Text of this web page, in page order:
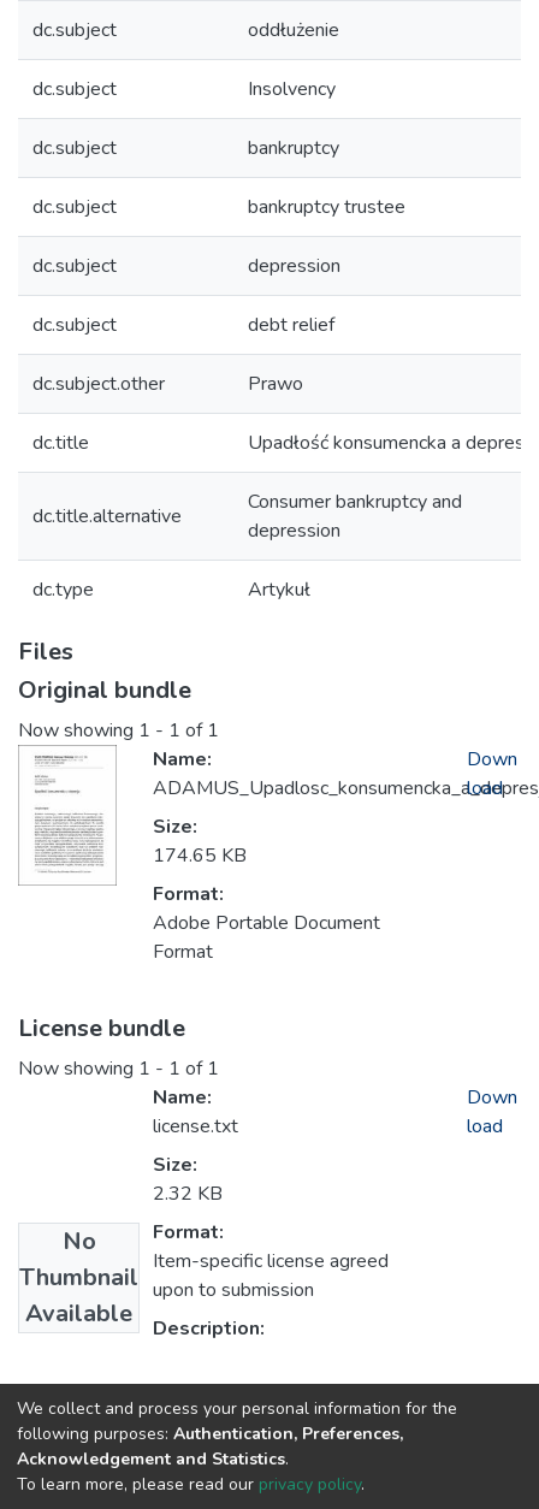
dc.subject oddłużenie
dc.subject Insolvency
dc.subject bankruptcy
dc.subject bankruptcy trustee
dc.subject depression
dc.subject debt relief
dc.subject.other Prawo
dc.title Upadłość konsumencka a depresja
dc.title.alternative
Consumer bankruptcy and
depression
dc.type Artykuł
Files
Original bundle
Now showing 1 - 1 of 1
Name:
Size:
174.65 KB
Format:
Adobe Portable Document
Format
Down
load
License bundle
Now showing 1 - 1 of 1
No
Thumbnail
Available
Name:
license.txt
Size:
2.32 KB
Format:
Item-specific license agreed
upon to submission
Description:
Down
load
Collections
1.1 Artykuły z Oficyny Wydawniczej AFM
We collect and process your personal information for the
following purposes: Authentication, Preferences,
Acknowledgement and Statistics.
To learn more, please read our privacy policy.